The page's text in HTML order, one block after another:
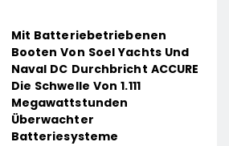
Mit Batteriebetriebenen
Booten Von Soel Yachts Und
Naval DC Durchbricht ACCURE
Die Schwelle Von 1.111
Megawattstunden
Überwachter
Batteriesysteme